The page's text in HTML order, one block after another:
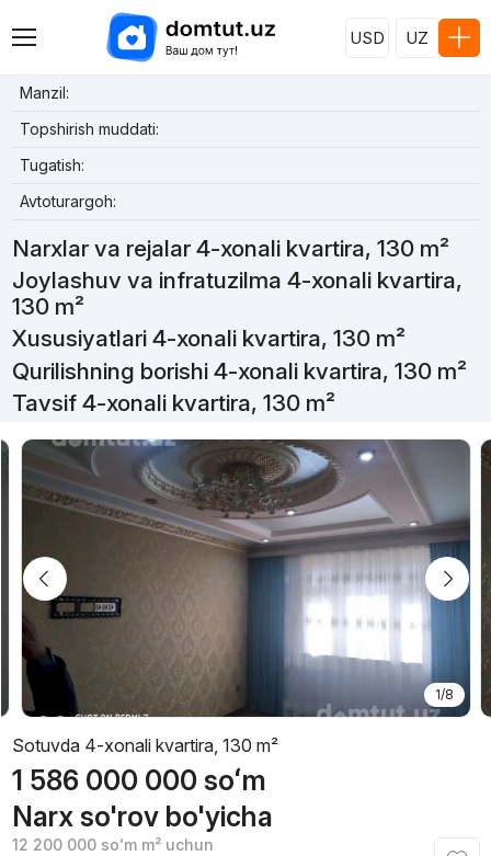
USD UZ
Manzil:
Topshirish muddati:
Tugatish:
Avtoturargoh:
Narxlar va rejalar 4-xonali kvartira, 130 m²
Joylashuv va infratuzilma 4-xonali kvartira,
130 m²
Xususiyatlari 4-xonali kvartira, 130 m²
Qurilishning borishi 4-xonali kvartira, 130 m²
Tavsif 4-xonali kvartira, 130 m²
1/8
Sotuvda 4-xonali kvartira, 130 m²
1 586 000 000 soʻm
Narx so'rov bo'yicha
12 200 000 soʻmm² uchun